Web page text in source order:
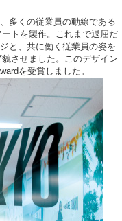
多くの従業員の動線である
トを製作。これまで退屈だ
と、共に働く従業員の姿を
させました。このデザイン
を受賞しました。